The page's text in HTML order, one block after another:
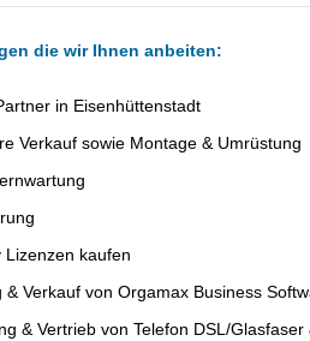
die wir Ihnen anbeiten:
in Eisenhüttenstadt
Verkauf sowie Montage & Umrüstung
kaufen
& Verkauf von Orgamax Business
& Vertrieb von Telefon DSL/Glasfaser